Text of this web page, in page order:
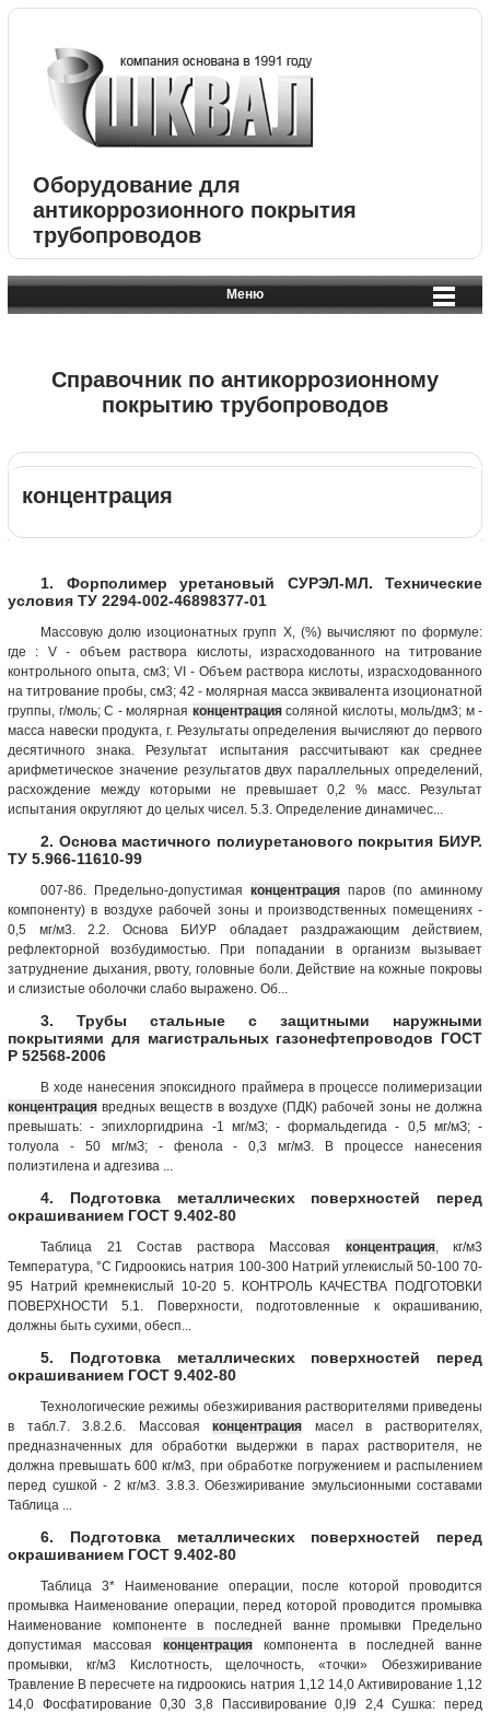
Оборудование для
антикоррозионного покрытия
трубопроводов
Меню
Справочник по антикоррозионному
покрытию трубопроводов
концентрация
1. Форполимер уретановый СУРЭЛ-МЛ. Технические
условия ТУ 2294-002-46898377-01
Массовую долю изоционатных групп X, (%) вычисляют по формуле:
где : V - объем раствора кислоты, израсходованного на титрование
контрольного опыта, см3; VI - Объем раствора кислоты, израсходованного
на титрование пробы, см3; 42 - молярная масса эквивалента изоционатной
группы, г/моль; С - молярная концентрациясоляной кислоты, моль/дм3; м -
масса навески продукта, г. Результаты определения вычисляют до первого
десятичного знака. Результат испытания рассчитывают как среднее
арифметическое значение результатов двух параллельных определений,
расхождение между которыми не превышает 0,2 % масс. Результат
испытания округляют до целых чисел. 5.3. Определение динамичес...
2. Основа мастичного полиуретанового покрытия БИУР.
ТУ 5.966-11610-99
007-86. Предельно-допустимая концентрация паров (по аминному
компоненту) в воздухе рабочей зоны и производственных помещениях -
0,5 мг/м3. 2.2. Основа БИУР обладает раздражающим действием,
рефлекторной возбудимостью. При попадании в организм вызывает
затруднение дыхания, рвоту, головные боли. Действие на кожные покровы
и слизистые оболочки слабо выражено. Об...
3. Трубы стальные с защитными наружными
покрытиями для магистральных газонефтепроводов ГОСТ
Р 52568-2006
В ходе нанесения эпоксидного праймера в процессе полимеризации
концентрация вредных веществ в воздухе (ПДК) рабочей зоны не должна
превышать: - эпихлоргидрина -1 мг/мЗ; - формальдегида - 0,5 мг/мЗ; -
толуола - 50 мг/мЗ; - фенола - 0,3 мг/мЗ. В процессе нанесения
полиэтилена и адгезива ...
4. Подготовка металлических поверхностей перед
окрашиванием ГОСТ 9.402-80
Таблица 21 Состав раствора Массовая концентрация, кг/м3
Температура, °С Гидроокись натрия 100-300 Натрий углекислый 50-100 70-
95 Натрий кремнекислый 10-20 5. КОНТРОЛЬ КАЧЕСТВА ПОДГОТОВКИ
ПОВЕРХНОСТИ 5.1. Поверхности, подготовленные к окрашиванию,
должны быть сухими, обесп...
5. Подготовка металлических поверхностей перед
окрашиванием ГОСТ 9.402-80
Технологические режимы обезжиривания растворителями приведены
в табл.7. 3.8.2.6. Массоваяконцентрация масел в растворителях,
предназначенных для обработки выдержки в парах растворителя, не
должна превышать 600 кг/м3, при обработке погружением и распылением
перед сушкой - 2 кг/м3. 3.8.3. Обезжиривание эмульсионными составами
Таблица ...
6. Подготовка металлических поверхностей перед
окрашиванием ГОСТ 9.402-80
Таблица 3* Наименование операции, после которой проводится
промывка Наименование операции, перед которой проводится промывка
Наименование компоненте в последней ванне промывки Предельно
допустимая массовая концентрация компонента в последней ванне
промывки, кг/м3 Кислотность, щелочность, «точки» Обезжиривание
Травление В пересчете на гидроокись натрия 1,12 14,0 Активирование 1,12
14,0 Фосфатирование 0,30 3,8 Пассивирование 0,l9 2,4 Сушка: перед